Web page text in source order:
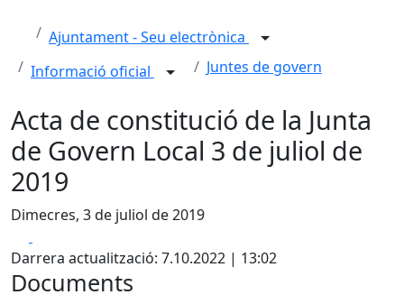
Ajuntament - Seu electrònica
Informació oficial
Juntes de govern
Acta de constitució de la Junta
de Govern Local 3 de juliol de
2019
Dimecres, 3 de juliol de 2019
Darrera actualització: 7.10.2022 | 13:02
Documents